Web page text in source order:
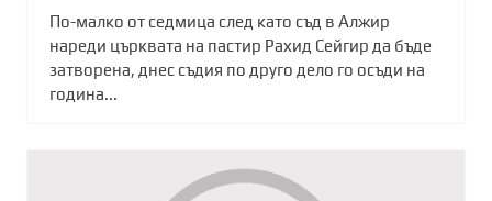
По-малко от седмица след като съд в Алжир
нареди църквата на пастир Рахид Сейгир да бъде
затворена, днес съдия по друго дело го осъди на
година...